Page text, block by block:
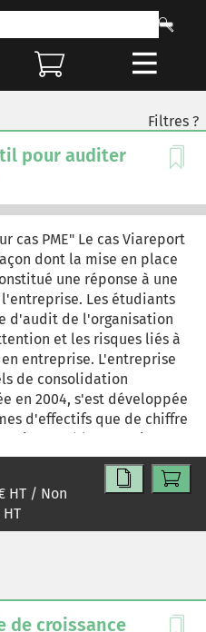
Filtres ?
pour auditer
cas PME" Le cas Viareport
dont la mise en place
une réponse à une
Les étudiants
d'audit de l'organisation
et les risques liés à
entreprise. L'entreprise
de consolidation
en 2004, s'est développée
d'effectifs que de chiffre
a impacté l'entreprise au
de sa trésorerie. La
très tendue, des choix
s'imposent alors à
de coûts massives et
HT / Non
HT
de croissance